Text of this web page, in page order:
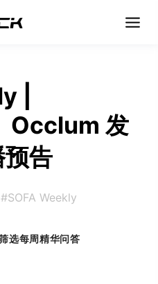
|
Occlum 发
告
#SOFA Weekly
选每周精华问答